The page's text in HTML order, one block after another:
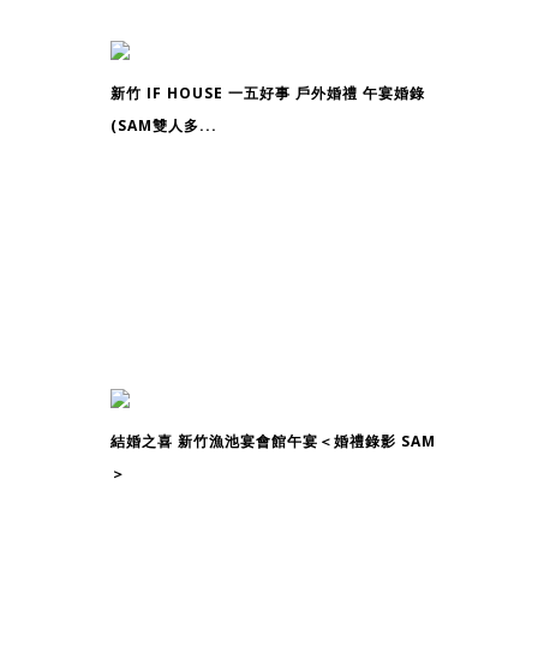
新竹 IF HOUSE 一五好事 戶外婚禮 午宴婚錄
(SAM雙人多...
結婚之喜 新竹漁池宴會館午宴＜婚禮錄影 SAM
＞